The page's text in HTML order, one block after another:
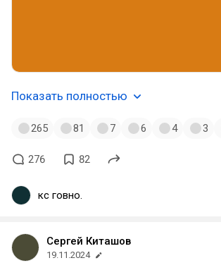
Показать полностью
265 81 7 6 4 3
276 82
кс говно.
Сергей Киташов
19.11.2024